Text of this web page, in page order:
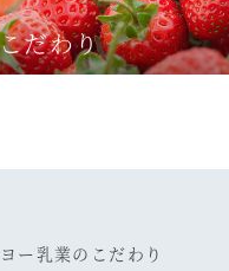
だわり
ー乳業のこだわり